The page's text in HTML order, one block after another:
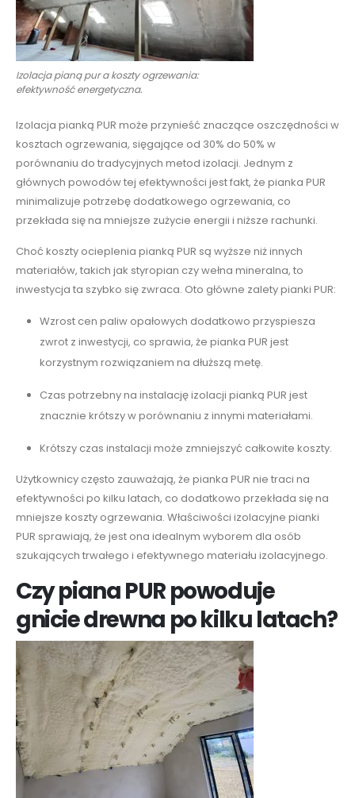
Izolacja pianą pur a koszty ogrzewania:
efektywność energetyczna.
Izolacja pianką PUR może przynieść znaczące oszczędności w
kosztach ogrzewania, sięgające od 30% do 50% w
porównaniu do tradycyjnych metod izolacji. Jednym z
głównych powodów tej efektywności jest fakt, że pianka PUR
minimalizuje potrzebę dodatkowego ogrzewania, co
przekłada się na mniejsze zużycie energii i niższe rachunki.
Choć koszty ocieplenia pianką PUR są wyższe niż innych
materiałów, takich jak styropian czy wełna mineralna, to
inwestycja ta szybko się zwraca. Oto główne zalety pianki PUR:
Wzrost cen paliw opałowych dodatkowo przyspiesza
zwrot z inwestycji, co sprawia, że pianka PUR jest
korzystnym rozwiązaniem na dłuższą metę.
Czas potrzebny na instalację izolacji pianką PUR jest
znacznie krótszy w porównaniu z innymi materiałami.
Krótszy czas instalacji może zmniejszyć całkowite koszty.
Użytkownicy często zauważają, że pianka PUR nie traci na
efektywności po kilku latach, co dodatkowo przekłada się na
mniejsze koszty ogrzewania. Właściwości izolacyjne pianki
PUR sprawiają, że jest ona idealnym wyborem dla osób
szukających trwałego i efektywnego materiału izolacyjnego.
Czy piana PUR powoduje
gnicie drewna po kilku latach?